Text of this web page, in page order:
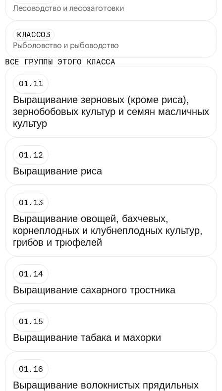
Лесоводство и лесозаготовки
КЛАСС03
Рыболовство и рыбоводство
ВСЕ ГРУППЫ ЭТОГО КЛАССА
01.11
Выращивание зерновых (кроме риса),
зернобобовых культур и семян масличных
культур
01.12
Выращивание риса
01.13
Выращивание овощей, бахчевых,
корнеплодных и клубнеплодных культур,
грибов и трюфелей
01.14
Выращивание сахарного тростника
01.15
Выращивание табака и махорки
01.16
Выращивание волокнистых прядильных